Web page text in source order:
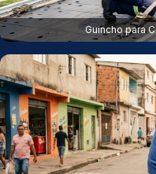
Guincho para